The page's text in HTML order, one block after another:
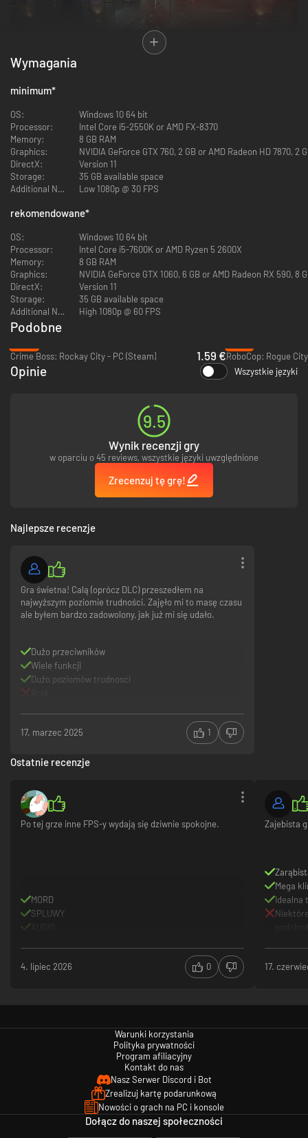
Tajemnicza grupa najemników uwalnia Cię z ciężko strzeżonego
magazynu. Może i Twoje wspomnienia zniknęły, ale posiadasz teraz
supermoce. Walcz, odkryj prawdę i zmierz się zagrożeniem, które jest
bardziej zabójcze, niż Ty.
NOWY POZIOM SUPER-MOCY
Użyj nadnaturalnej siły i prędkości, aby zmieść z powierzchni ziemii hordy
ciężko uzbrojonych najemników. Spowolnij czas, aby uniknąć serii
pocisków i użyj niewidzialności, żeby posłać do piachu niczego
niespodziewających się przeciwników.
BRUTALNA WALKA WRĘCZ
Łokieć, buła, kołowrotek... Wykorzystaj zamieszanie na polu bitwy, aby
zbliżyć się do przeciwnika i skręcić mu kark. Wymierzaj precyzyjne ciosy,
NA KONIEC...
nas na twitterze, youtube i Discordzie. Jesteśmy tam dla Ciebie!
Wymagania
minimum*
OS:
Windows 10 64 bit
Processor:
Intel Core i5-2550K or AMD FX-8370
Memory:
8 GB RAM
Graphics:
NVIDIA GeForce GTX 760, 2 GB or AMD Radeon HD 7870, 2
DirectX:
Version 11
Storage:
35 GB available space
Additional Notes:
Low 1080p @ 30 FPS
rekomendowane*
OS:
Windows 10 64 bit
Processor:
Intel Core i5-7600K or AMD Ryzen 5 2600X
Memory:
8 GB RAM
Graphics:
NVIDIA GeForce GTX 1060, 6 GB or AMD Radeon RX 590, 8
DirectX:
Version 11
Storage:
35 GB available space
Additional Notes:
High 1080p @ 60 FPS
Podobne
Crime Boss: Rockay City - PC (Steam)
1.59 €
Opinie Wszystkie języki
9.5
Wynik recenzji gry
w oparciu o 45 reviews, wszystkie języki uwzględnione
Zrecenzuj tę grę!
Najlepsze recenzje
Gra świetna! Calą (oprócz DLC) przeszedłem na
najwyższym poziomie trudności. Zajęło mi to masę czasu
ale byłem bardzo zadowolony, jak już mi się udało.
Dużo przeciwników
Wiele funkcji
Dużo poziomów trudnosci
17. marzec 2025 1
Ostatnie recenzje
Po tej grze inne FPS-y wydają się dziwnie spokojne.
MORD
SPLUWY
4. lipiec 2026 0
Zajebista
Mega
Idealna
17.
Warunki korzystania
Polityka prywatności
Program afiliacyjny
Kontakt do nas
Nasz Serwer Discord i Bot
Zrealizuj kartę podarunkową
Nowości o grach na PC i konsole
Dołącz do naszej społeczności